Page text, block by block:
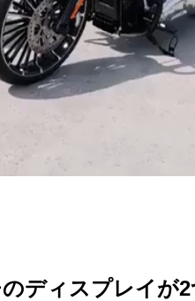
ディスプレイが2